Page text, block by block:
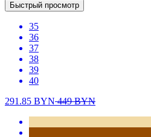
Быстрый просмотр
35
36
37
38
39
40
291.85 BYN449BYN